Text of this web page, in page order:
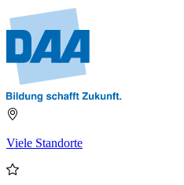
Viele Standorte